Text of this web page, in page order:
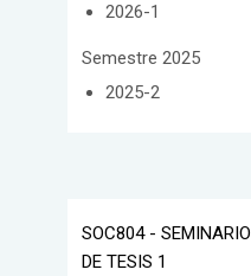
2026-1
Semestre 2025
2025-2
SOC804 - SEMINARIO
DE TESIS 1